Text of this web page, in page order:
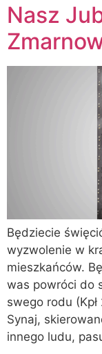
Nasz
Będziecie
wyzwolenie w
mieszkańców.
was powróci do
swego rodu
Synaj,
innego ludu,